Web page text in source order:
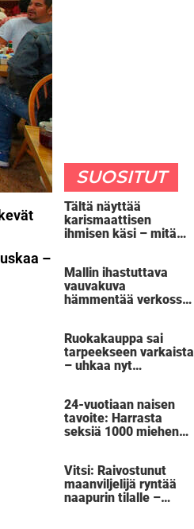
–
SUOSITUT
Tältä näyttää
karismaattisen
ihmisen käsi – mitä
Mallin ihastuttava
vauvakuva
hämmentää verkossa
Ruokakauppa sai
tarpeekseen varkaista
– uhkaa nyt
nauramaan ääneen
24-vuotiaan naisen
tavoite: Harrasta
seksiä 1000 miehen
"Voimaannuttavaa"
Vitsi: Raivostunut
maanviljelijä ryntää
naapurin tilalle –